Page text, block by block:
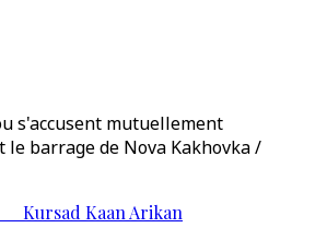
s'accusent mutuellement
barrage de Nova Kakhovka /
Kursad Kaan Arikan